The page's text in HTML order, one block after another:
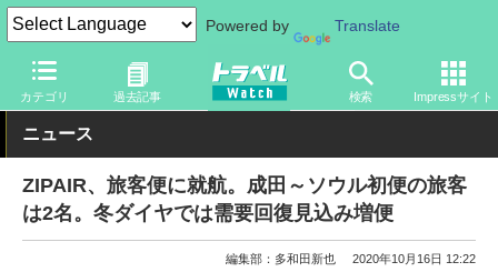
Powered by Translate
カテゴリ 過去記事 検索 Impressサイト
トラベル Watch 地域 海外旅行 東アジア
ニュース
ZIPAIR、旅客便に就航。成田～ソウル初便の旅客
は2名。冬ダイヤでは需要回復見込み増便
編集部：多和田新也 2020年10月16日 12:22